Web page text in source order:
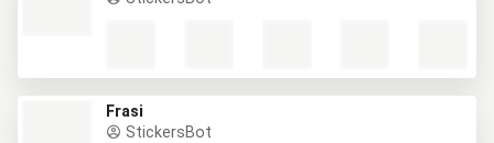
Frasi
StickersBot